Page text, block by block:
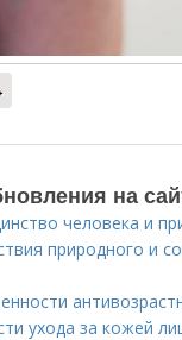
на
человека и
природного и
ухода за кожей